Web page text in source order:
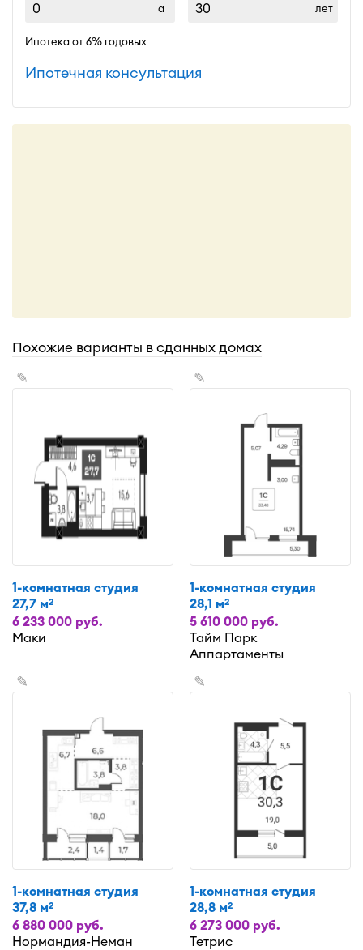
лет
Ипотека от 6% годовых
Ипотечная консультация
Похожие варианты в сданных домах
✎
1-комнатная студия
27,7 м2
6 233 000 руб.
Маки
✎
1-комнатная студия
28,1 м2
5 610 000 руб.
Тайм Парк
Аппартаменты
✎
1-комнатная студия
37,8 м2
6 880 000 руб.
Нормандия-Неман
✎
1-комнатная студия
28,8 м2
6 273 000 руб.
Тетрис